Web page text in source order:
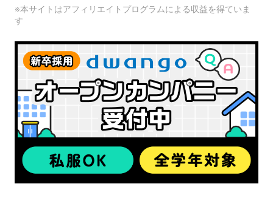
※本サイトはアフィリエイトプログラムによる収益を得ていま
す